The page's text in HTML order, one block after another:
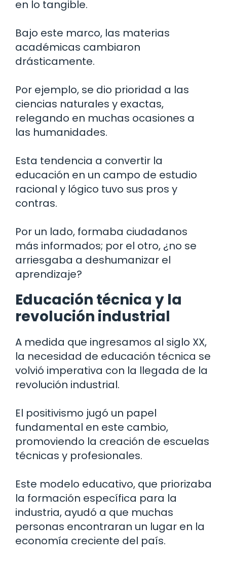
en lo tangible.
Bajo este marco, las materias
académicas cambiaron
drásticamente.
Por ejemplo, se dio prioridad a las
ciencias naturales y exactas,
relegando en muchas ocasiones a
las humanidades.
Esta tendencia a convertir la
educación en un campo de estudio
racional y lógico tuvo sus pros y
contras.
Por un lado, formaba ciudadanos
más informados; por el otro, ¿no se
arriesgaba a deshumanizar el
aprendizaje?
Educación técnica y la
revolución industrial
A medida que ingresamos al siglo XX,
la necesidad de educación técnica se
volvió imperativa con la llegada de la
revolución industrial.
El positivismo jugó un papel
fundamental en este cambio,
promoviendo la creación de escuelas
técnicas y profesionales.
Este modelo educativo, que priorizaba
la formación específica para la
industria, ayudó a que muchas
personas encontraran un lugar en la
economía creciente del país.